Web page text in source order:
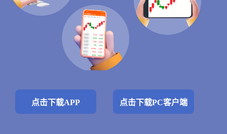
点击下载APP 点击下载PC客户端